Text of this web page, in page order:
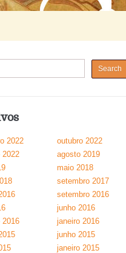
2022
outubro 2022
2022
agosto 2019
maio 2018
setembro 2017
setembro 2016
junho 2016
2016
janeiro 2016
junho 2015
janeiro 2015